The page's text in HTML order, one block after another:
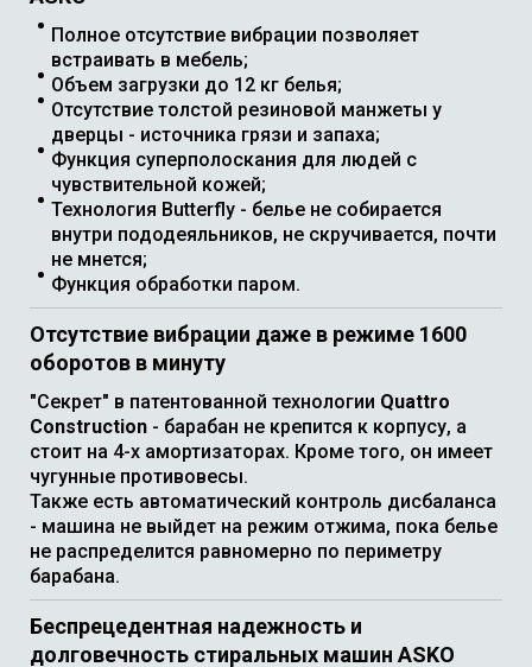
Полное отсутствие вибрации позволяет
встраивать в мебель;
Объем загрузки до 12 кг белья;
Отсутствие толстой резиновой манжеты у
дверцы - источника грязи и запаха;
Функция суперполоскания для людей с
чувствительной кожей;
Технология Butterfly - белье не собирается
внутри пододеяльников, не скручивается, почти
не мнется;
Функция обработки паром.
Отсутствие вибрации даже в режиме 1600
оборотов в минуту
"Секрет" в патентованной технологии Quattro
Construction - барабан не крепится к корпусу, а
стоит на 4-х амортизаторах. Кроме того, он имеет
чугунные противовесы.
Также есть автоматический контроль дисбаланса
- машина не выйдет на режим отжима, пока белье
не распределится равномерно по периметру
барабана.
Беспрецедентная надежность и
долговечность стиральных машин ASKO